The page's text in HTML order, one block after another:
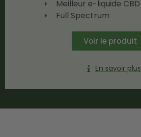
Meilleur e-liquide CBD
Full Spectrum
Voir le produit
En savoir plus